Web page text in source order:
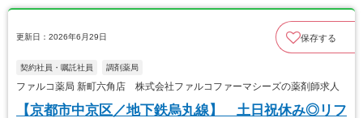
更新日：2026年6月29日 保存する
契約社員・嘱託社員 調剤薬局
ファルコ薬局 新町六角店 株式会社ファルコファーマシーズの薬剤師求人
【京都市中京区／地下鉄烏丸線】 土日祝休み◎リフ